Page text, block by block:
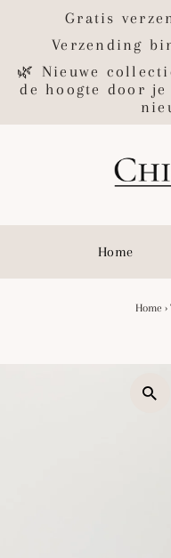
Gratis
Verzending
🌿 Nieuwe
de hoogte door
Home
Home ›